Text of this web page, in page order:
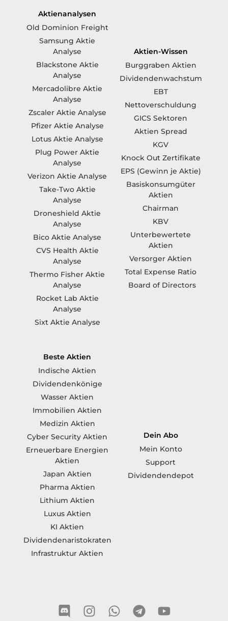
Aktienanalysen
Old Dominion Freight
Samsung Aktie
Analyse
Blackstone Aktie
Analyse
Mercadolibre Aktie
Analyse
Zscaler Aktie Analyse
Pfizer Aktie Analyse
Lotus Aktie Analyse
Plug Power Aktie
Analyse
Verizon Aktie Analyse
Take-Two Aktie
Analyse
Droneshield Aktie
Analyse
Bico Aktie Analyse
CVS Health Aktie
Analyse
Thermo Fisher Aktie
Analyse
Rocket Lab Aktie
Analyse
Sixt Aktie Analyse
Aktien-Wissen
Burggraben Aktien
Dividendenwachstum
EBT
Nettoverschuldung
GICS Sektoren
Aktien Spread
KGV
Knock Out Zertifikate
EPS (Gewinn je Aktie)
Basiskonsumgüter
Aktien
Chairman
KBV
Unterbewertete
Aktien
Versorger Aktien
Total Expense Ratio
Board of Directors
Beste Aktien
Indische Aktien
Dividendenkönige
Wasser Aktien
Immobilien Aktien
Medizin Aktien
Cyber Security Aktien
Erneuerbare Energien
Aktien
Japan Aktien
Pharma Aktien
Lithium Aktien
Luxus Aktien
KI Aktien
Dividendenaristokraten
Infrastruktur Aktien
Dein Abo
Mein Konto
Support
Dividendendepot